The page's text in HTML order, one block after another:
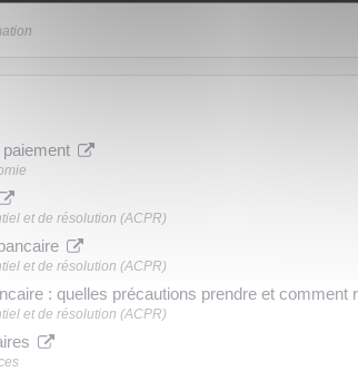
et de résolution (ACPR)
et de résolution (ACPR)
: quelles précautions prendre et comment
et de résolution (ACPR)